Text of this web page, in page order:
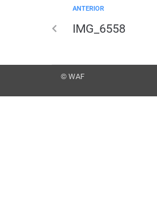
ANTERIOR
IMG_6558
© WAF